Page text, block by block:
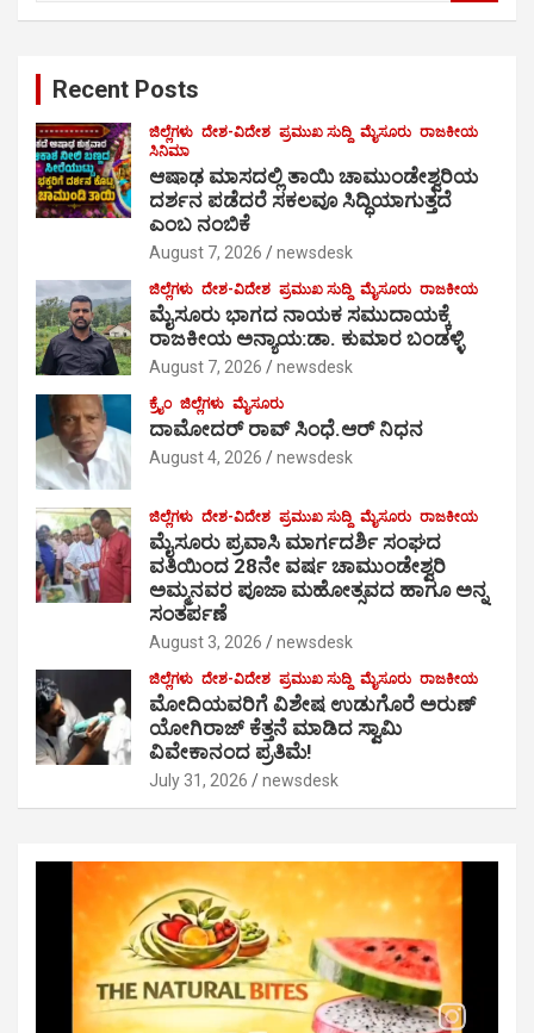
Recent Posts
ಜಿಲ್ಲೆಗಳು ದೇಶ-ವಿದೇಶ ಪ್ರಮುಖ ಸುದ್ದಿ ಮೈಸೂರು ರಾಜಕೀಯ
ಸಿನಿಮಾ
ಆಷಾಢ ಮಾಸದಲ್ಲಿ ತಾಯಿ ಚಾಮುಂಡೇಶ್ವರಿಯ
ದರ್ಶನ ಪಡೆದರೆ ಸಕಲವೂ ಸಿದ್ಧಿಯಾಗುತ್ತದೆ
ಎಂಬ ನಂಬಿಕೆ
August 7, 2026 newsdesk
ಜಿಲ್ಲೆಗಳು ದೇಶ-ವಿದೇಶ ಪ್ರಮುಖ ಸುದ್ದಿ ಮೈಸೂರು ರಾಜಕೀಯ
ಮೈಸೂರು ಭಾಗದ ನಾಯಕ ಸಮುದಾಯಕ್ಕೆ
ರಾಜಕೀಯ ಅನ್ಯಾಯ:ಡಾ. ಕುಮಾರ ಬಂಡಳ್ಳಿ
August 7, 2026 newsdesk
ಕ್ರೈಂ ಜಿಲ್ಲೆಗಳು ಮೈಸೂರು
ದಾಮೋದರ್ ರಾವ್ ಸಿಂಧೆ.ಆರ್ ನಿಧನ
August 4, 2026 newsdesk
ಜಿಲ್ಲೆಗಳು ದೇಶ-ವಿದೇಶ ಪ್ರಮುಖ ಸುದ್ದಿ ಮೈಸೂರು ರಾಜಕೀಯ
ಮೈಸೂರು ಪ್ರವಾಸಿ ಮಾರ್ಗದರ್ಶಿ ಸಂಘದ
ವತಿಯಿಂದ 28ನೇ ವರ್ಷ ಚಾಮುಂಡೇಶ್ವರಿ
ಅಮ್ಮನವರ ಪೂಜಾ ಮಹೋತ್ಸವದ ಹಾಗೂ ಅನ್ನ
ಸಂತರ್ಪಣೆ
August 3, 2026 newsdesk
ಜಿಲ್ಲೆಗಳು ದೇಶ-ವಿದೇಶ ಪ್ರಮುಖ ಸುದ್ದಿ ಮೈಸೂರು ರಾಜಕೀಯ
ಮೋದಿಯವರಿಗೆ ವಿಶೇಷ ಉಡುಗೊರೆ ಅರುಣ್
ಯೋಗಿರಾಜ್ ಕೆತ್ತನೆ ಮಾಡಿದ ಸ್ವಾಮಿ
ವಿವೇಕಾನಂದ ಪ್ರತಿಮೆ!
July 31, 2026 newsdesk